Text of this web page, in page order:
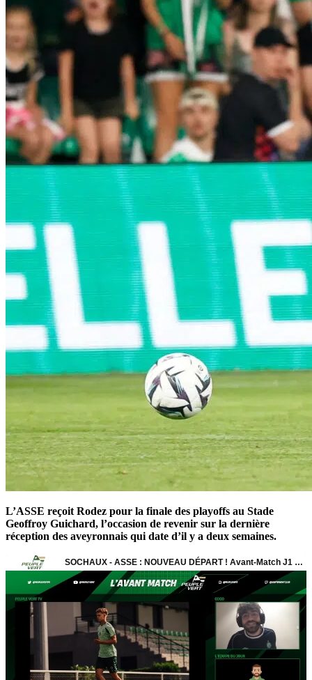
L’ASSE reçoit Rodez pour la finale des playoffs au Stade
Geoffroy Guichard, l’occasion de revenir sur la dernière
réception des aveyronnais qui date d’il y a deux semaines.